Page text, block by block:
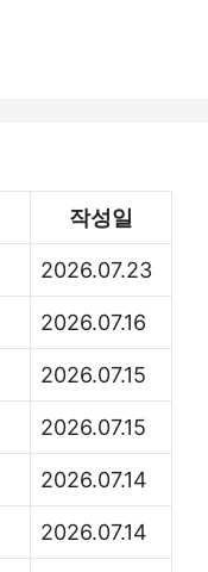
작성일
2026.07.23
2026.07.16
2026.07.15
2026.07.15
2026.07.14
2026.07.14